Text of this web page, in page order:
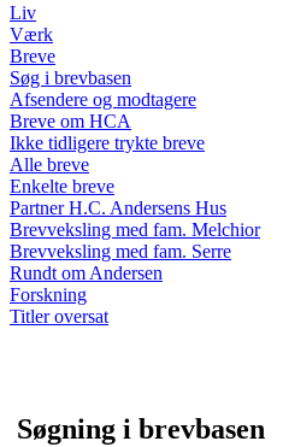
Liv
Værk
Breve
Søg i brevbasen
Afsendere og modtagere
Breve om HCA
Ikke tidligere trykte breve
Alle breve
Enkelte breve
Partner H.C. Andersens Hus
Brevveksling med fam. Melchior
Brevveksling med fam. Serre
Rundt om Andersen
Forskning
Titler oversat
Søgning i brevbasen